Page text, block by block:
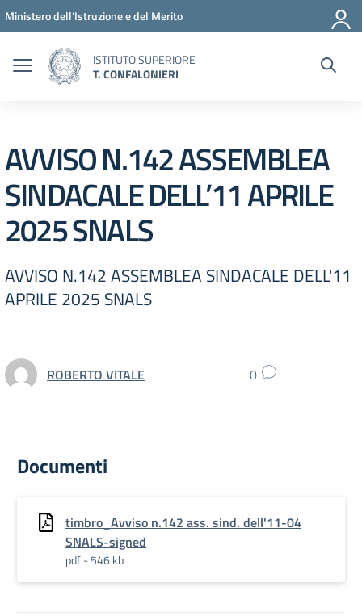
Vai ai contenuti
Vai al menu di navigazione
Vai al footer
Ministero dell'Istruzione e del Merito
ISTITUTO SUPERIORE
T. CONFALONIERI
AVVISO N.142 ASSEMBLEA
SINDACALE DELL’11 APRILE
2025 SNALS
AVVISO N.142 ASSEMBLEA SINDACALE DELL'11
APRILE 2025 SNALS
ROBERTO VITALE 0
Documenti
timbro_Avviso n.142 ass. sind. dell'11-04
SNALS-signed
pdf - 546 kb